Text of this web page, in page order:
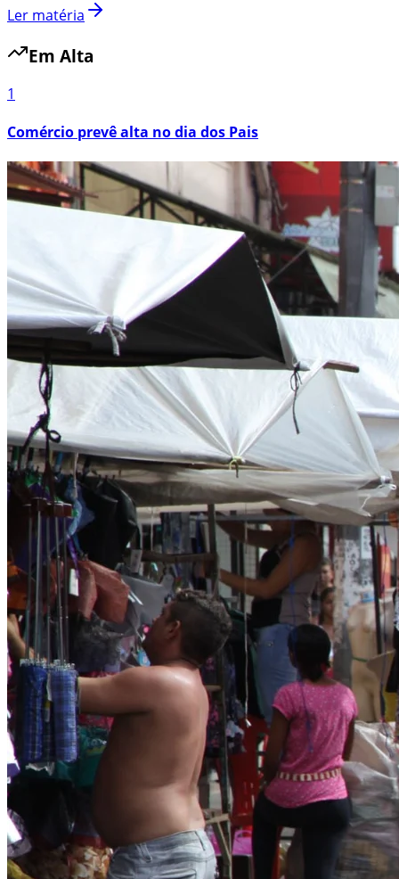
Ler matéria
Em Alta
1
Comércio prevê alta no dia dos Pais